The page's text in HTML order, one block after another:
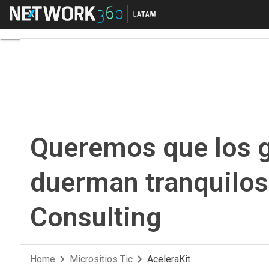
Menú
Queremos que los
duerman
Consulting
Home Micrositios Tic AceleraKit